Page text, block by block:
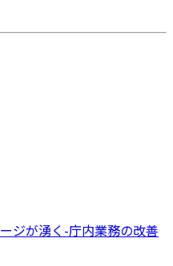
ジが湧く-庁内業務の改善